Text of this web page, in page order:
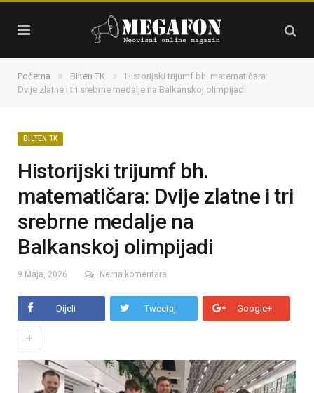
Početna » Bilten TK »
Historijski trijumf bh. matematičara:
Dvije zlatne i tri srebrne medalje na Balkanskoj olimpijadi
BILTEN TK
Historijski trijumf bh.
matematičara: Dvije zlatne i tri
srebrne medalje na
Balkanskoj olimpijadi
9 Maja, 2026 Nema komentara
Dijeli Tweetaj Google+
+